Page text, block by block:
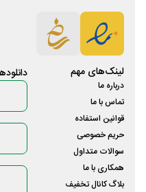
لینک‌های مهم
درباره ما
تماس با ما
قوانین استفاده
حریم خصوصی
سوالات متداول
همکاری با ما
بلاگ کانال تخفیف